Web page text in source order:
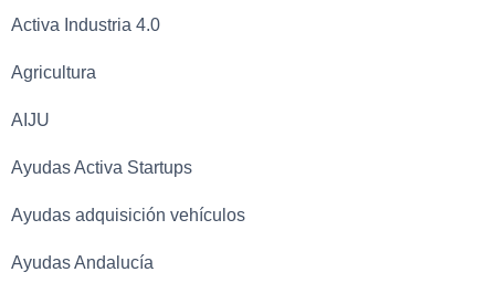
Activa Industria 4.0
Agricultura
AIJU
Ayudas Activa Startups
Ayudas adquisición vehículos
Ayudas Andalucía